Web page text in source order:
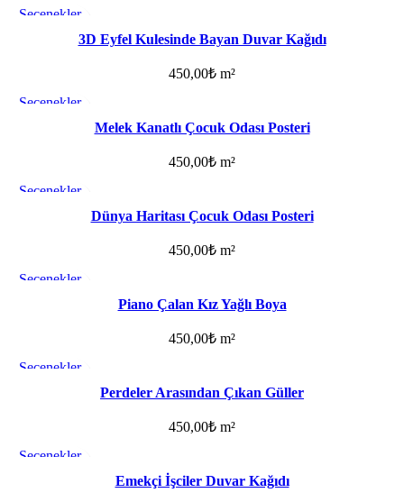
Seçenekler
Favorilere ekle3D Eyfel Kulesinde Bayan Duvar Kağıdı
450,00₺ m²
Seçenekler
Melek Kanatlı Çocuk Odası Posteri
450,00₺ m²
Seçenekler
Favorilere ekleDünya Haritası Çocuk Odası Posteri
450,00₺ m²
Seçenekler
Piano Çalan Kız Yağlı Boya
450,00₺ m²
Seçenekler
Perdeler Arasından Çıkan Güller
450,00₺ m²
Seçenekler
Emekçi İşciler Duvar Kağıdı